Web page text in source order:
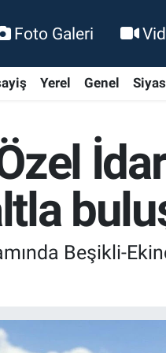
Foto Galeri
Yerel Genel
Beşikli-